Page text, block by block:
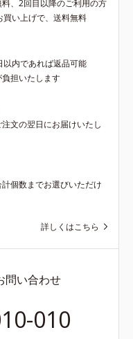
、2回目以降のご利用の方
い上げで、送料無料
内であれば返品可能
担いたします
文の翌日にお届けいたし
個数までお選びいただけ
詳しくはこちら
問い合わせ
010